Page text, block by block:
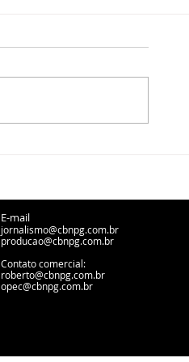
do Voto
E-mail
jornalismo@cbnpg.com.br
producao@cbnpg.com.br
Contato comercial:
roberto@cbnpg.com.br
opec@cbnpg.com.br